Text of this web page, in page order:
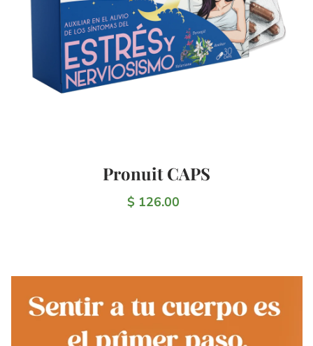
Pronuit CAPS
$ 126.00